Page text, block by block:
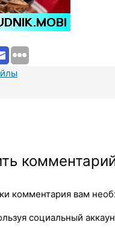
комментария вам
социальный